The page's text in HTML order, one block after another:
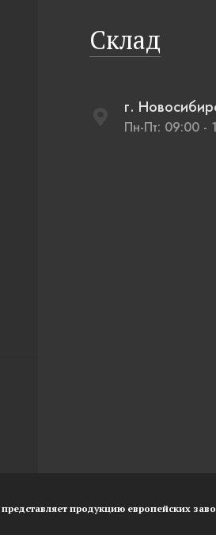
Склад
г.
Пн-Пт: 09:00 -
продукцию европейских